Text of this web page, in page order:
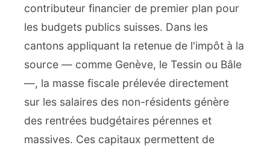
contributeur financier de premier plan pour
les budgets publics suisses. Dans les
cantons appliquant la retenue de l'impôt à la
source — comme Genève, le Tessin ou Bâle
—, la masse fiscale prélevée directement
sur les salaires des non-résidents génère
des rentrées budgétaires pérennes et
massives. Ces capitaux permettent de